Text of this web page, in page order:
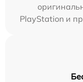
PlayStation и